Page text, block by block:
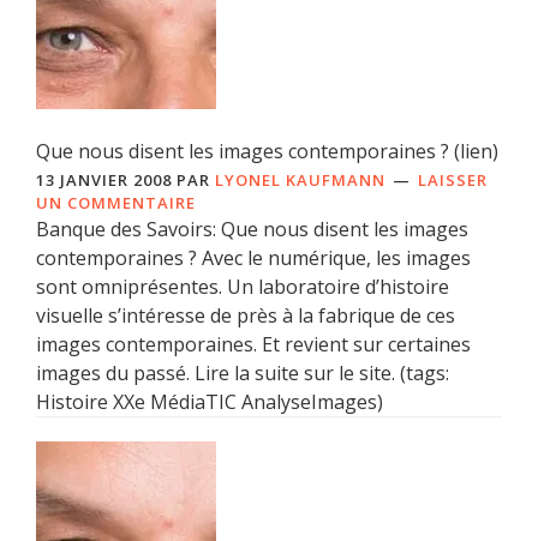
Que nous disent les images contemporaines ? (lien)
13 JANVIER 2008 PAR LYONEL KAUFMANN
LAISSER
UN COMMENTAIRE
Banque des Savoirs: Que nous disent les images
contemporaines ? Avec le numérique, les images
sont omniprésentes. Un laboratoire d’histoire
visuelle s’intéresse de près à la fabrique de ces
images contemporaines. Et revient sur certaines
images du passé. Lire la suite sur le site. (tags:
Histoire XXe MédiaTIC AnalyseImages)